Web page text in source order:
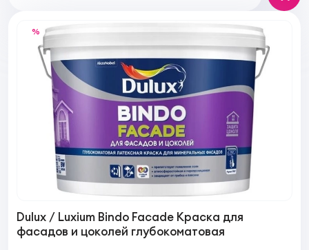
%
Dulux / Luxium Bindo Facade Краска для
фасадов и цоколей глубокоматовая